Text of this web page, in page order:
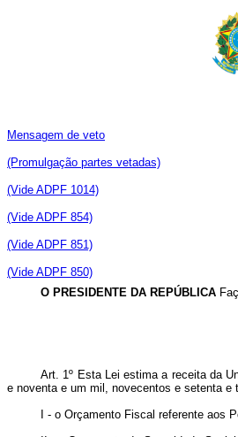
Mensagem de veto
(Promulgação partes vetadas)
(Vide ADPF 1014)
(Vide ADPF 854)
(Vide ADPF 851)
(Vide ADPF 850)
O PRESIDENTE DA REPÚBLICA
Art. 1º Esta Lei estima a receita da
e noventa e um mil, novecentos e setenta
I - o Orçamento Fiscal referente aos